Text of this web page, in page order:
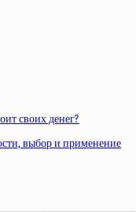
своих денег?
выбор и применение